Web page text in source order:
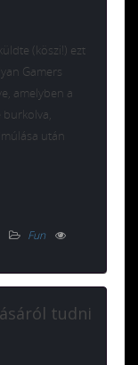
(köszi!) ezt
Gamers
amelyben a
burkolva,
után
Fun
tudni